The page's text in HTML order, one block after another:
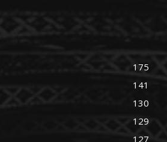
175
141
130
129
127